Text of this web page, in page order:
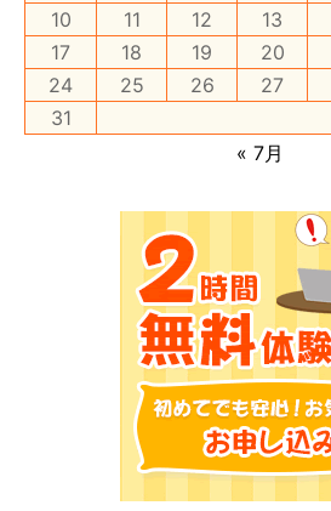
10
11 12 13
17
18 19 20
24
25 26 27
31
« 7月